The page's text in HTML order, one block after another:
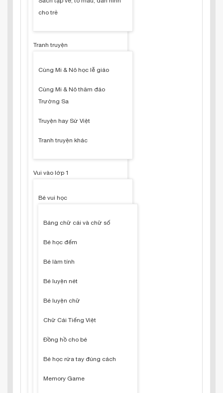
cho trẻ
Tranh truyện
Cùng Mi & Nô học lễ giáo
Cùng Mi & Nô thăm đảo
Trường Sa
Truyện hay Sử Việt
Tranh truyện khác
Vui vào lớp 1
Bé vui học
Bảng chữ cái và chữ số
Bé học đếm
Bé làm tính
Bé luyện nét
Bé luyện chữ
Chữ Cái Tiếng Việt
Đồng hồ cho bé
Bé học rửa tay đúng cách
Memory Game